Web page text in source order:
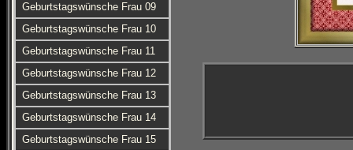
Geburtstagswünsche Frau 09
Geburtstagswünsche Frau 10
Geburtstagswünsche Frau 11
Geburtstagswünsche Frau 12
Geburtstagswünsche Frau 13
Geburtstagswünsche Frau 14
Geburtstagswünsche Frau 15